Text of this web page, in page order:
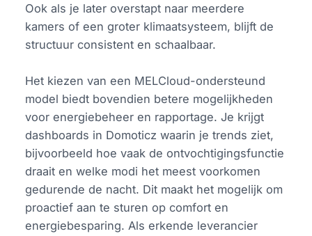
Ook als je later overstapt naar meerdere
kamers of een groter klimaatsysteem, blijft de
structuur consistent en schaalbaar.
Het kiezen van een MELCloud-ondersteund
model biedt bovendien betere mogelijkheden
voor energiebeheer en rapportage. Je krijgt
dashboards in Domoticz waarin je trends ziet,
bijvoorbeeld hoe vaak de ontvochtigingsfunctie
draait en welke modi het meest voorkomen
gedurende de nacht. Dit maakt het mogelijk om
proactief aan te sturen op comfort en
energiebesparing. Als erkende leverancier